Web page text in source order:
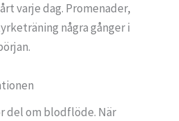
varje dag. Promenader,
några gånger i
del om blodflöde. När